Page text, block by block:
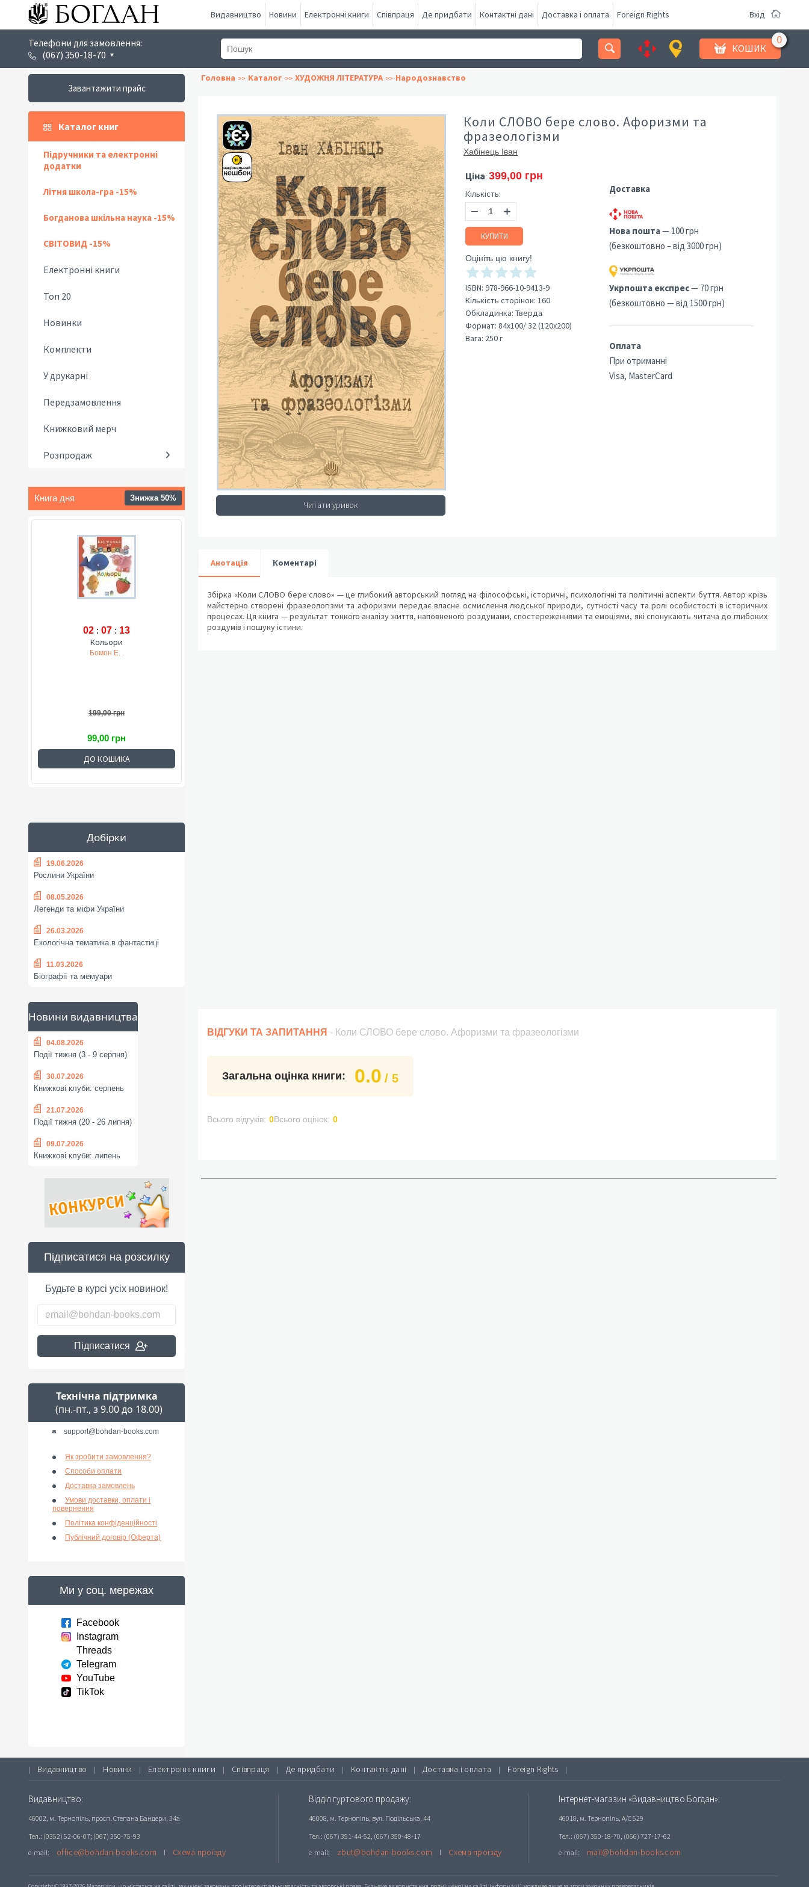
Видавництво Новини Електронні книги Співпраця Де придбати Контактні дані Доставка і оплата Foreign Rights Вхід
Телефони для замовлення:
(067) 350-18-70
КОШИК
Завантажити прайс
Каталог книг
Підручники та електронні
додатки
Літня школа-гра -15%
Богданова шкільна наука -15%
СВІТОВИД -15%
Електронні книги
Топ 20
Новинки
Комплекти
У друкарні
Передзамовлення
Книжковий мерч
Розпродаж
Книга дня Знижка 50%
02 : 07 : 12
Кольори
Бомон Е. .
199,00 грн
99,00 грн
ДО КОШИКА
Добірки
19.06.2026
Рослини України
08.05.2026
Легенди та міфи України
26.03.2026
Екологічна тематика в фантастиці
11.03.2026
Біографії та мемуари
Новини видавництва
04.08.2026
Події тижня (3 - 9 серпня)
30.07.2026
Книжкові клуби: серпень
21.07.2026
Події тижня (20 - 26 липня)
09.07.2026
Книжкові клуби: липень
Підписатися на розсилку
Будьте в курсі усіх новинок!
Підписатися
Технічна підтримка
(пн.-пт., з 9.00 до 18.00)
support@bohdan-books.com
Як зробити замовлення?
Способи оплати
Доставка замовлень
Умови доставки, оплати і
повернення
Політика конфіденційності
Публічний договір (Оферта)
Ми у соц. мережах
Facebook
Instagram
Threads
Telegram
YouTube
TikTok
Головна Каталог ХУДОЖНЯ ЛІТЕРАТУРА Народознавство
Читати уривок
Коли СЛОВО бере слово. Афоризми та
фразеологізми
Хабінець Іван
Ціна: 399,00 грн
Кількість:
КУПИТИ
Оцініть цю книгу!
ISBN: 978-966-10-9413-9
Кількість сторінок: 160
Обкладинка: Тверда
Формат: 84х100/ 32 (120х200)
Вага: 250 г
Доставка
Нова пошта— 100 грн
(безкоштовно – від 3000 грн)
Укрпошта експрес— 70 грн
(безкоштовно — від 1500 грн)
Оплата
При отриманні
Visa, MasterCard
Анотація Коментарі
Збірка «Коли СЛОВО бере слово» — це глибокий авторський погляд на філософські, історичні, психологічні та політичні аспекти буття. Автор крізь
майстерно створені фразеологізми та афоризми передає власне осмислення людської природи, сутності часу та ролі особистості в історичних
процесах. Ця книга — результат тонкого аналізу життя, наповненого роздумами, спостереженнями та емоціями, які спонукають читача до глибоких
роздумів і пошуку істини.
ВІДГУКИ ТА ЗАПИТАННЯ - Коли СЛОВО бере слово. Афоризми та фразеологізми
Загальна оцінка книги: 0.0 / 5
Всього відгуків: 0Всього оцінок: 0
| Видавництво | Новини | Електронні книги | Співпраця | Де придбати | Контактні дані | Доставка і оплата | Foreign Rights |
Видавництво:
46002, м. Тернопіль, просп. Степана Бандери, 34а
Тел.: (0352) 52-06-07; (067) 350-75-93
e-mail:
office@bohdan-books.com l Схема проїзду
Відділ гуртового продажу:
46008, м. Тернопіль, вул. Подільська, 44
Тел.: (067) 351-44-52, (067) 350-48-17
e-mail:
zbut@bohdan-books.com l Схема проїзду
Інтернет-магазин «Видавництво Богдан»:
46018, м. Тернопіль, А/С 529
Тел.: (067) 350-18-70, (066) 727-17-62
e-mail:
mail@bohdan-books.com